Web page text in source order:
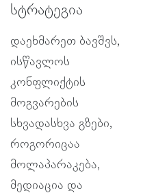
სტრატეგია
დაეხმარეთ ბავშვს,
ისწავლოს
კონფლიქტის
მოგვარების
სხვადასხვა გზები,
როგორიცაა
მოლაპარაკება,
მედიაცია და